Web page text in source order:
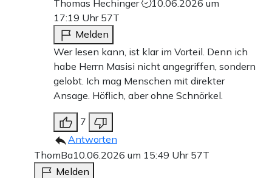
Thomas Hechinger
10.06.2026 um
17:19 Uhr 57T
Melden
Wer lesen kann, ist klar im Vorteil. Denn ich
habe Herrn Masisi nicht angegriffen, sondern
gelobt. Ich mag Menschen mit direkter
Ansage. Höflich, aber ohne Schnörkel.
7
Antworten
ThomBa10.06.2026 um 15:49 Uhr 57T
Melden